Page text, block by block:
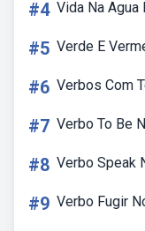
#4 Vida Na Agua
#5 Verde E
#6 Verbos Com
#7 Verbo To Be
#8 Verbo Speak
#9 Verbo Fugir